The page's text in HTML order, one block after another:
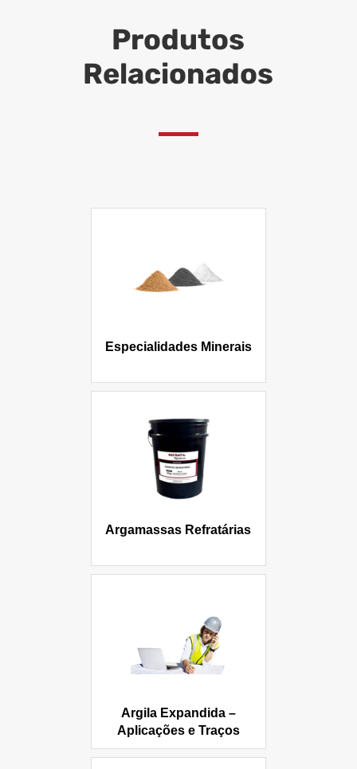
Produtos
Relacionados
Especialidades Minerais
Argamassas Refratárias
Argila Expandida –
Aplicações e Traços